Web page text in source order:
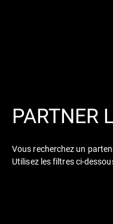
PARTNER
Vous recherchez un
Utilisez les filtres ci-